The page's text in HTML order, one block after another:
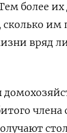
более их
сколько
вряд
члена